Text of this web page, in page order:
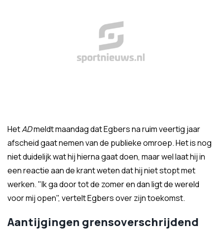
HetADmeldt maandag dat Egbers na ruim veertig jaar
afscheid gaat nemen van de publieke omroep. Het is nog
niet duidelijk wat hij hierna gaat doen, maar wel laat hij in
een reactie aan de krant weten dat hij niet stopt met
werken. "Ik ga door tot de zomer en dan ligt de wereld
voor mij open", vertelt Egbers over zijn toekomst.
Aantijgingen grensoverschrijdend